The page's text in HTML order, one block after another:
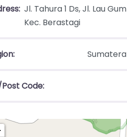
Jl. Tahura 1 Ds, Jl. Lau
Kec. Berastagi
Code: